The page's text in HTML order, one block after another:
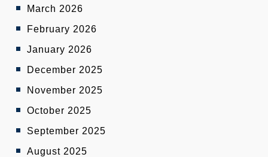
March 2026
February 2026
January 2026
December 2025
November 2025
October 2025
September 2025
August 2025